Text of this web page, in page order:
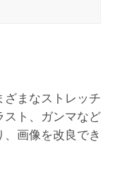
ざまなストレッチ
スト、ガンマなど
画像を改良でき